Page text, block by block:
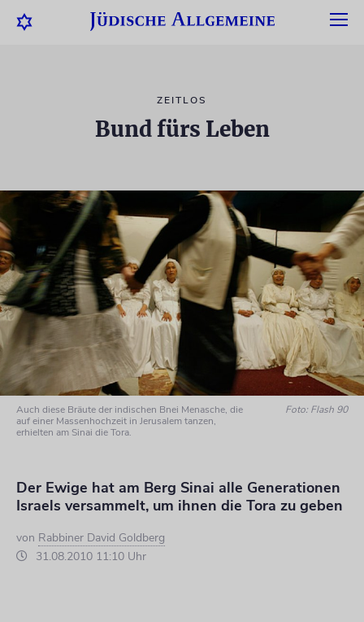
ZEITLOS
Bund fürs Leben
Auch diese Bräute der indischen Bnei Menasche, die
auf einer Massenhochzeit in Jerusalem tanzen,
erhielten am Sinai die Tora.
Foto: Flash 90
Der Ewige hat am Berg Sinai alle Generationen
Israels versammelt, um ihnen die Tora zu geben
von Rabbiner David Goldberg
31.08.2010 11:10 Uhr